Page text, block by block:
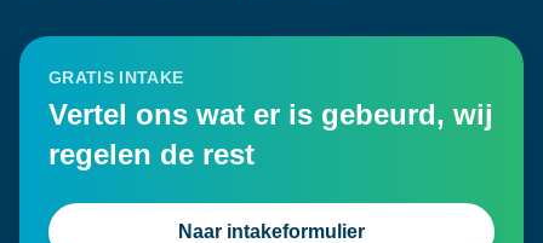
GRATIS INTAKE
Vertel ons wat er is gebeurd, wij
regelen de rest
Naar intakeformulier